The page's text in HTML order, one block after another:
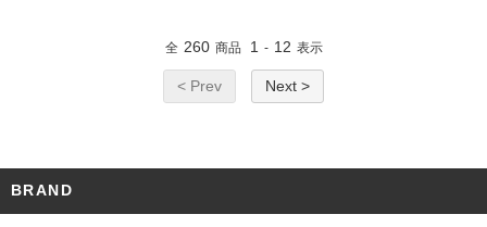
全 260 商品 1 - 12 表示
< Prev Next >
BRAND